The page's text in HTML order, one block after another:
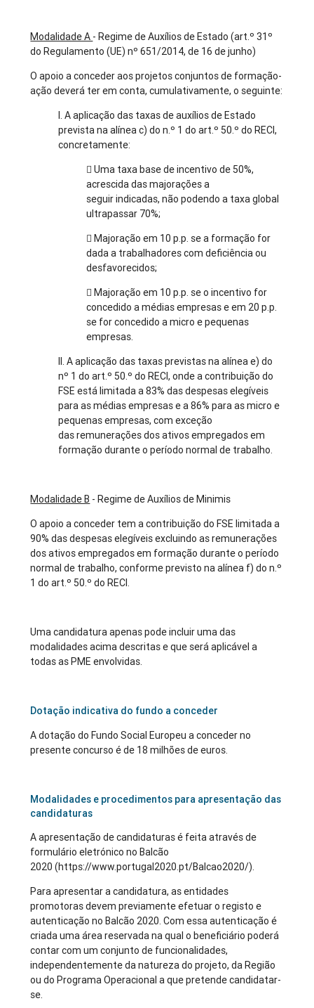
Modalidade A - Regime de Auxílios de Estado (art.º 31º
do Regulamento (UE) nº 651/2014, de 16 de junho)
O apoio a conceder aos projetos conjuntos de formação-
ação deverá ter em conta, cumulativamente, o seguinte:
I. A aplicação das taxas de auxílios de Estado
prevista na alínea c) do n.º 1 do art.º 50.º do RECI,
concretamente:
 Uma taxa base de incentivo de 50%,
acrescida das majorações a
seguir indicadas, não podendo a taxa global
ultrapassar 70%;
 Majoração em 10 p.p. se a formação for
dada a trabalhadores com deficiência ou
desfavorecidos;
 Majoração em 10 p.p. se o incentivo for
concedido a médias empresas e em 20 p.p.
se for concedido a micro e pequenas
empresas.
II. A aplicação das taxas previstas na alínea e) do
nº 1 do art.º 50.º do RECI, onde a contribuição do
FSE está limitada a 83% das despesas elegíveis
para as médias empresas e a 86% para as micro e
pequenas empresas, com exceção
das remunerações dos ativos empregados em
formação durante o período normal de trabalho.
Modalidade B - Regime de Auxílios de Minimis
O apoio a conceder tem a contribuição do FSE limitada a
90% das despesas elegíveis excluindo as remunerações
dos ativos empregados em formação durante o período
normal de trabalho, conforme previsto na alínea f) do n.º
1 do art.º 50.º do RECI.
Uma candidatura apenas pode incluir uma das
modalidades acima descritas e que será aplicável a
todas as PME envolvidas.
Dotação indicativa do fundo a conceder
A dotação do Fundo Social Europeu a conceder no
presente concurso é de 18 milhões de euros.
Modalidades e procedimentos para apresentação das
candidaturas
A apresentação de candidaturas é feita através de
formulário eletrónico no Balcão
2020 (https://www.portugal2020.pt/Balcao2020/).
Para apresentar a candidatura, as entidades
promotoras devem previamente efetuar o registo e
autenticação no Balcão 2020. Com essa autenticação é
criada uma área reservada na qual o beneficiário poderá
contar com um conjunto de funcionalidades,
independentemente da natureza do projeto, da Região
ou do Programa Operacional a que pretende candidatar-
se.